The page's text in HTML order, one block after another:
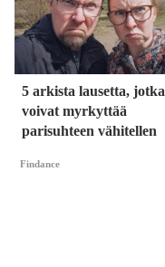
5 arkista lausetta, jotka
voivat myrkyttää
parisuhteen vähitellen
Findance